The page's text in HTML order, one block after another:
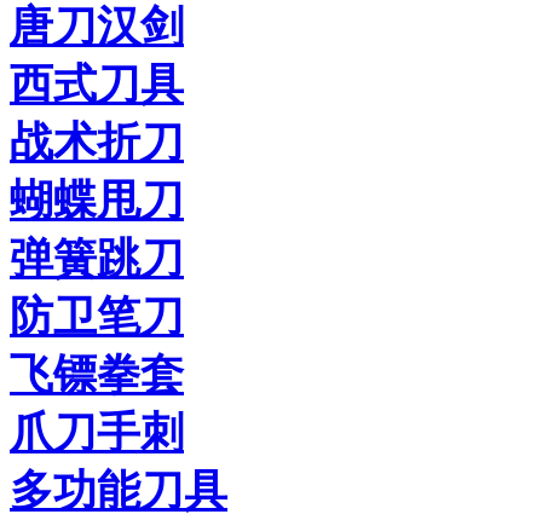
唐刀汉剑
西式刀具
战术折刀
蝴蝶甩刀
弹簧跳刀
防卫笔刀
飞镖拳套
爪刀手刺
多功能刀具